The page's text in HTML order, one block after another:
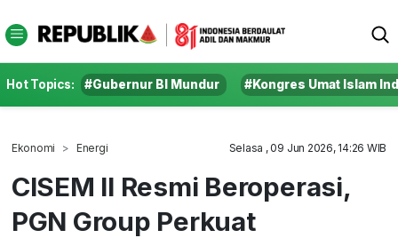
Hot Topics: #Gubernur BI Mundur #Kongres Umat Islam
Ekonomi Energi Selasa , 09 Jun 2026, 14:26 WIB
CISEM II Resmi Beroperasi,
PGN Group Perkuat